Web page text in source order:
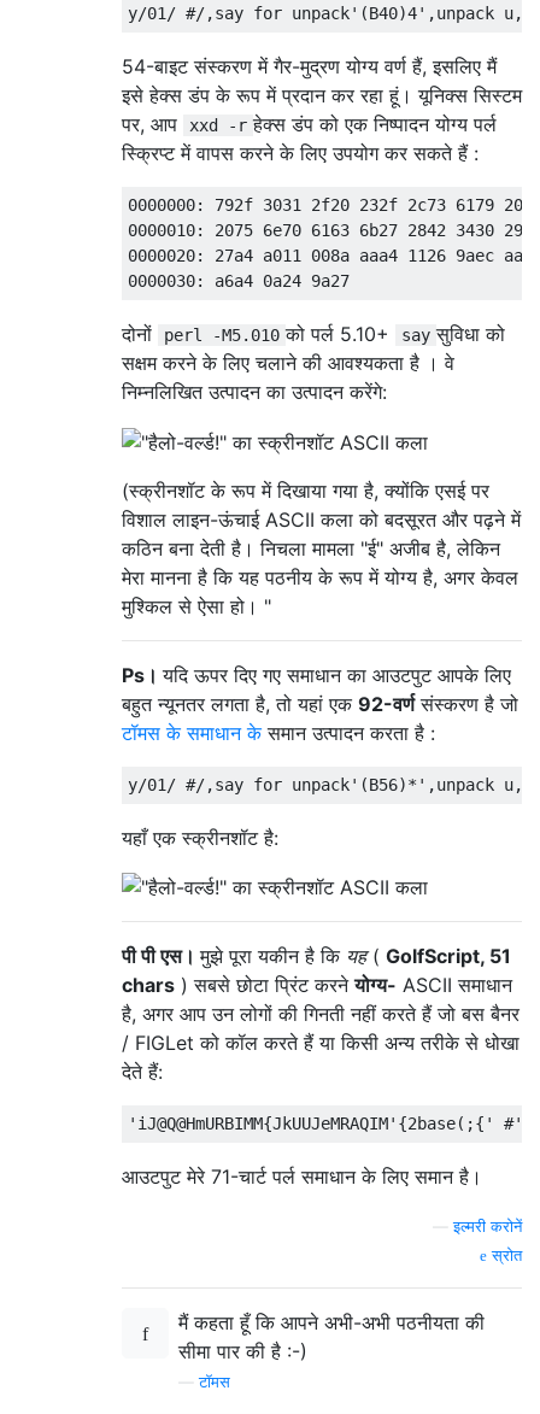
54-बाइट संस्करण में गैर-मुद्रण योग्य वर्ण हैं, इसलिए मैं
इसे हेक्स डंप के रूप में प्रदान कर रहा हूं। यूनिक्स सिस्टम
पर, आप
xxd -r हेक्स डंप को एक निष्पादन योग्य पर्ल
स्क्रिप्ट में वापस करने के लिए उपयोग कर सकते हैं :
0000000: 792f 3031 2f20 232f 2c73 6179
0000010: 2075 6e70 6163 6b27 2842 3430
0000020: 27a4 a011 008a aaa4 1126
दोनों perl -M5.010 को पर्ल 5.10+ say सुविधा को
सक्षम करने के लिए चलाने की आवश्यकता है । वे
निम्नलिखित उत्पादन का उत्पादन करेंगे:
(स्क्रीनशॉट के रूप में दिखाया गया है, क्योंकि एसई पर
विशाल लाइन-ऊंचाई ASCII कला को बदसूरत और पढ़ने में
कठिन बना देती है। निचला मामला "ई" अजीब है, लेकिन
मेरा मानना ​​है कि यह पठनीय के रूप में योग्य है, अगर केवल
मुश्किल से ऐसा हो। "
Ps।यदि ऊपर दिए गए समाधान का आउटपुट आपके लिए
बहुत न्यूनतर लगता है, तो यहां एक 92-वर्णसंस्करण है जो
टॉमस के समाधान केसमान उत्पादन करता है :
यहाँ एक स्क्रीनशॉट है:
पी पी एस।मुझे पूरा यकीन है कि यह( GolfScript, 51
chars ) सबसे छोटा प्रिंट करनेयोग्य- ASCII समाधान
है, अगर आप उन लोगों की गिनती नहीं करते हैं जो बस बैनर
/ FIGLet को कॉल करते हैं या किसी अन्य तरीके से धोखा
देते हैं:
आउटपुट मेरे 71-चार्ट पर्ल समाधान के लिए समान है।
—इल्मरी करोनें
स्रोत
मैं कहता हूँ कि आपने अभी-अभी पठनीयता की
सीमा पार की है :-)
—टॉमस